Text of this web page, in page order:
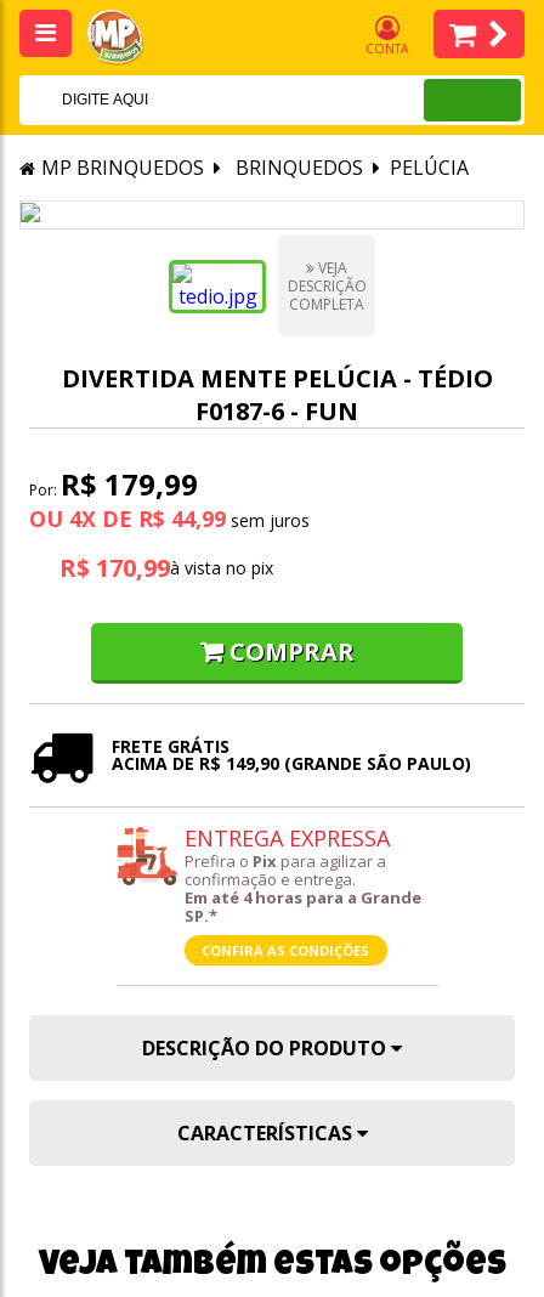
CONTA
MP BRINQUEDOS BRINQUEDOS PELÚCIA
VEJA
DESCRIÇÃO
COMPLETA
DIVERTIDA MENTE PELÚCIA - TÉDIO
F0187-6 - FUN
Por: R$ 179,99
OU 4X DE R$ 44,99
R$ 170,99à vista no pix
COMPRAR
FRETE GRÁTIS
ACIMA DE R$ 149,90 (GRANDE SÃO PAULO)
ENTREGA EXPRESSA
Prefira o Pix para agilizar a
confirmação e entrega.
Em até 4 horas para a Grande
SP.*
CONFIRA AS CONDIÇÕES
DESCRIÇÃO DO PRODUTO
CARACTERÍSTICAS
Veja também estas opções